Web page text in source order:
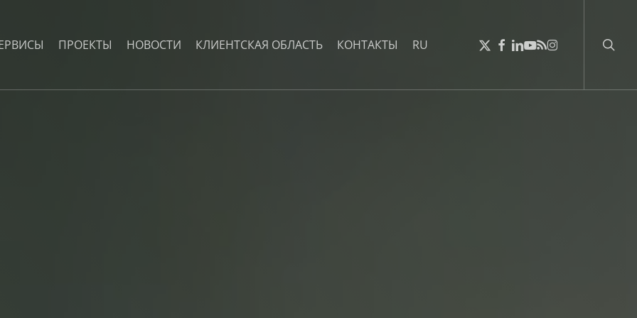
ПРОЕКТЫ НОВОСТИ КЛИЕНТСКАЯ ОБЛАСТЬ КОНТАКТЫ RU ТВИТТЕР
FACEBOOK
LINKEDIN
YOUTUBE
RSSINSTAGRAM